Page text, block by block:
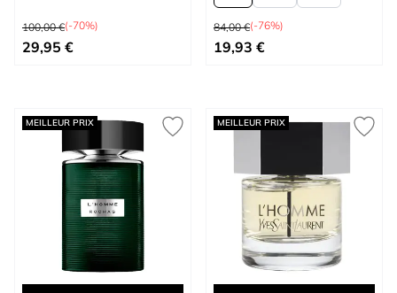
Prix normal
100,00 €(-70%)
Prix spécial
29,95 €
Prix normal
84,00 €(-76%)
À partir de
19,93 €
MEILLEUR PRIX MEILLEUR PRIX